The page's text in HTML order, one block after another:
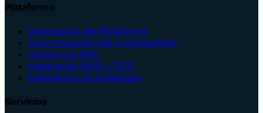
Plataforma
Descripción de Plataforma
Automatización de Cumplimiento
Plataforma GRC
Integración MDR + SOC
Inteligencia de Amenazas
Servicios